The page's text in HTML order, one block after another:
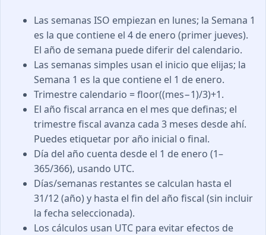
Las semanas ISO empiezan en lunes; la Semana 1
es la que contiene el 4 de enero (primer jueves).
El año de semana puede diferir del calendario.
Las semanas simples usan el inicio que elijas; la
Semana 1 es la que contiene el 1 de enero.
Trimestre calendario = floor((mes−1)/3)+1.
El año fiscal arranca en el mes que definas; el
trimestre fiscal avanza cada 3 meses desde ahí.
Puedes etiquetar por año inicial o final.
Día del año cuenta desde el 1 de enero (1–
365/366), usando UTC.
Días/semanas restantes se calculan hasta el
31/12 (año) y hasta el fin del año fiscal (sin incluir
la fecha seleccionada).
Los cálculos usan UTC para evitar efectos de